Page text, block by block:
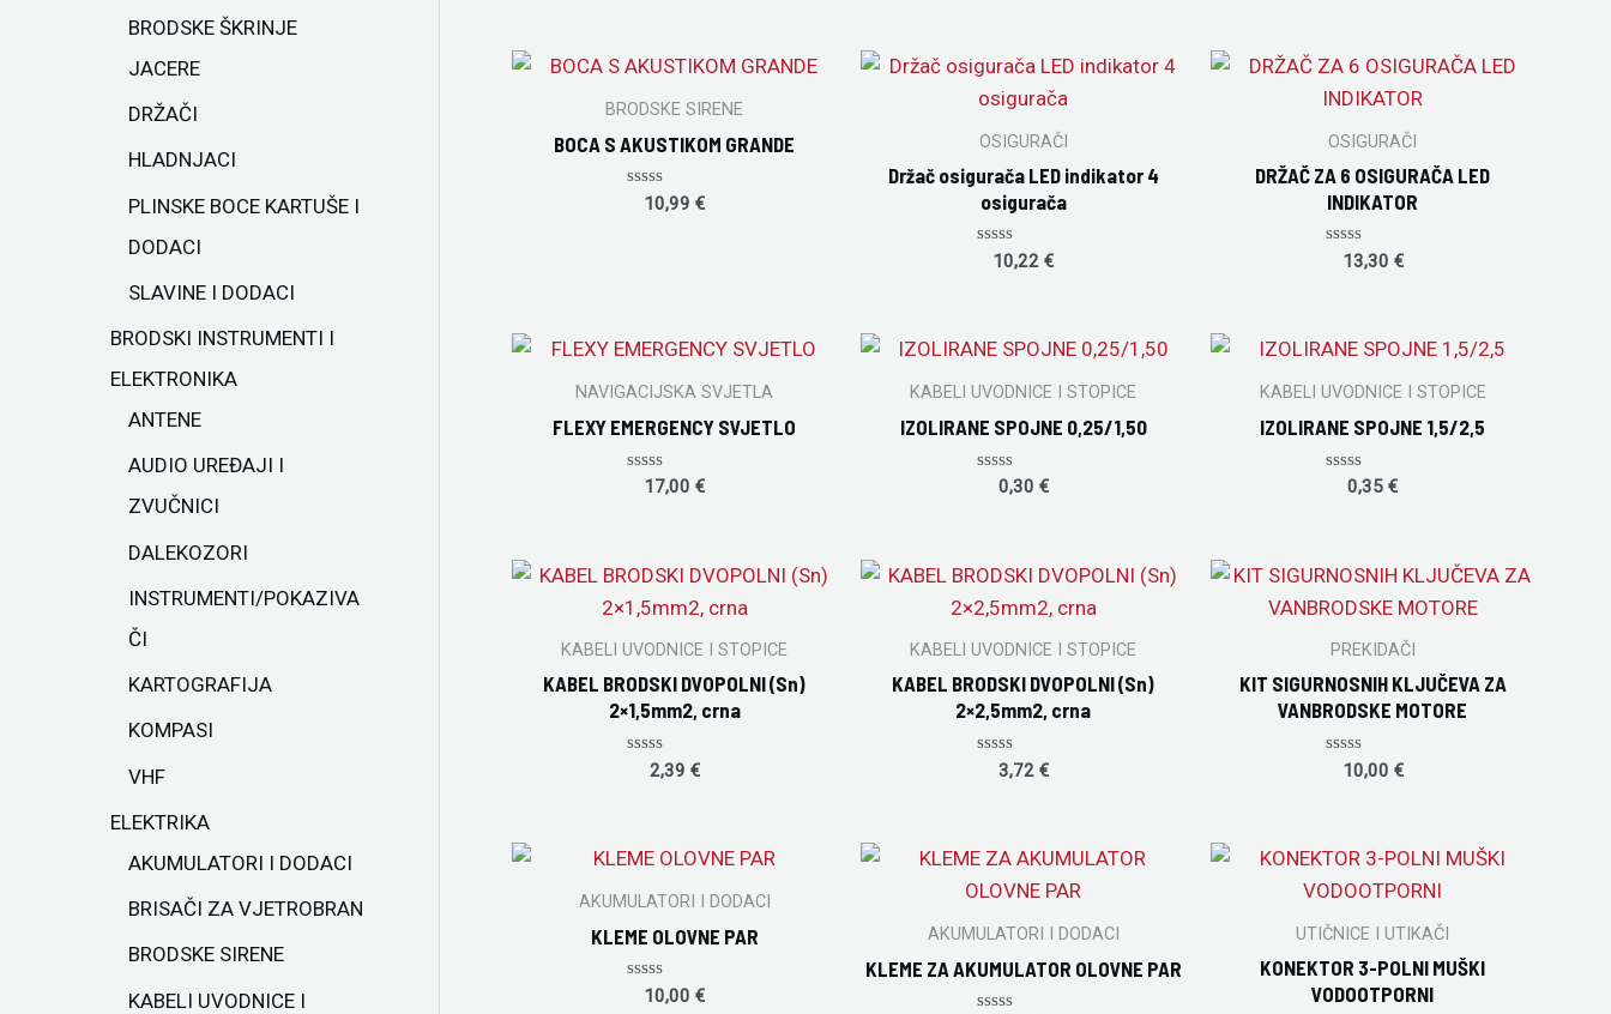
BRODSKE ŠKRINJE
JACERE
DRŽAČI
HLADNJACI
PLINSKE BOCE KARTUŠE I
DODACI
SLAVINE I DODACI
BRODSKI INSTRUMENTI I
ELEKTRONIKA
ANTENE
AUDIO UREĐAJI I
ZVUČNICI
DALEKOZORI
INSTRUMENTI/POKAZIVA
ČI
KARTOGRAFIJA
KOMPASI
VHF
ELEKTRIKA
AKUMULATORI I DODACI
BRISAČI ZA VJETROBRAN
BRODSKE SIRENE
KABELI UVODNICE I
BRODSKE SIRENE
BOCA S AKUSTIKOM GRANDE
Rated
10,99€
OSIGURAČI
Držač osigurača LED indikator 4
osigurača
Rated
10,22€
OSIGURAČI
DRŽAČ ZA 6 OSIGURAČA LED
INDIKATOR
Rated
13,30 €
NAVIGACIJSKA SVJETLA
FLEXY EMERGENCY SVJETLO
Rated
17,00€
KABELI UVODNICE I STOPICE
IZOLIRANE SPOJNE 0,25/1,50
Rated
0,30 €
KABELI UVODNICE I STOPICE
IZOLIRANE SPOJNE 1,5/2,5
Rated
0,35€
KABELI UVODNICE I STOPICE
KABEL BRODSKI DVOPOLNI (Sn)
2×1,5mm2, crna
Rated
2,39 €
KABELI UVODNICE I STOPICE
KABEL BRODSKI DVOPOLNI (Sn)
2×2,5mm2, crna
Rated
3,72 €
PREKIDAČI
KIT SIGURNOSNIH KLJUČEVA ZA
VANBRODSKE MOTORE
Rated
10,00 €
AKUMULATORI I DODACI
KLEME OLOVNE PAR
Rated
10,00€
AKUMULATORI I DODACI
KLEME ZA AKUMULATOR OLOVNE PAR
UTIČNICE I UTIKAČI
KONEKTOR 3-POLNI MUŠKI
VODOOTPORNI